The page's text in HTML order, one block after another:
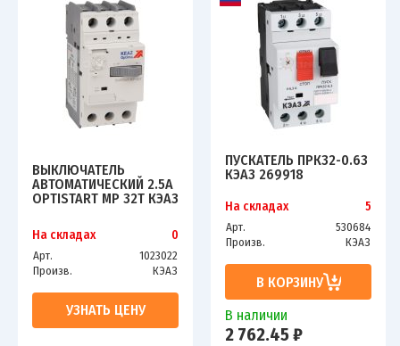
ВЫКЛЮЧАТЕЛЬ
АВТОМАТИЧЕСКИЙ 2.5А
OPTISTART MP 32T КЭАЗ
На складах 0
Арт.
1023022
Произв.
КЭАЗ
УЗНАТЬ ЦЕНУ
ПУСКАТЕЛЬ ПРК32-0.63
КЭАЗ 269918
На складах 5
Арт.
530684
Произв.
КЭАЗ
В КОРЗИНУ
В наличии
2 762.45 ₽